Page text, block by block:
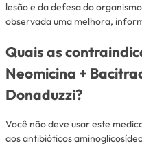
lesão e da defesa do
observada uma melhora,
Quais as
Neomicina +
Donaduzzi?
Você não deve usar este
aos antibióticos